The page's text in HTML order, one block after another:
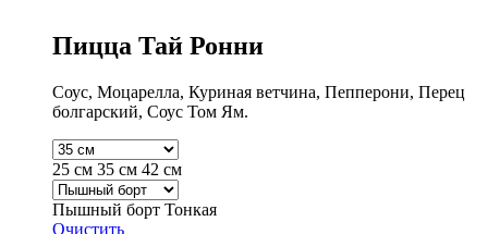
Пицца Тай Ронни
Соус, Моцарелла, Куриная ветчина, Пепперони, Перец
болгарский, Соус Том Ям.
25 см 35 см 42 см
Пышный борт Тонкая
Очистить